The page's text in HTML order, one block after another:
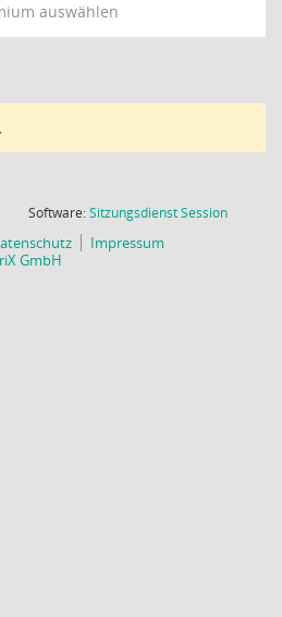
auswählen
Software:SitzungsdienstSession(Wird in
Impressum
GmbH